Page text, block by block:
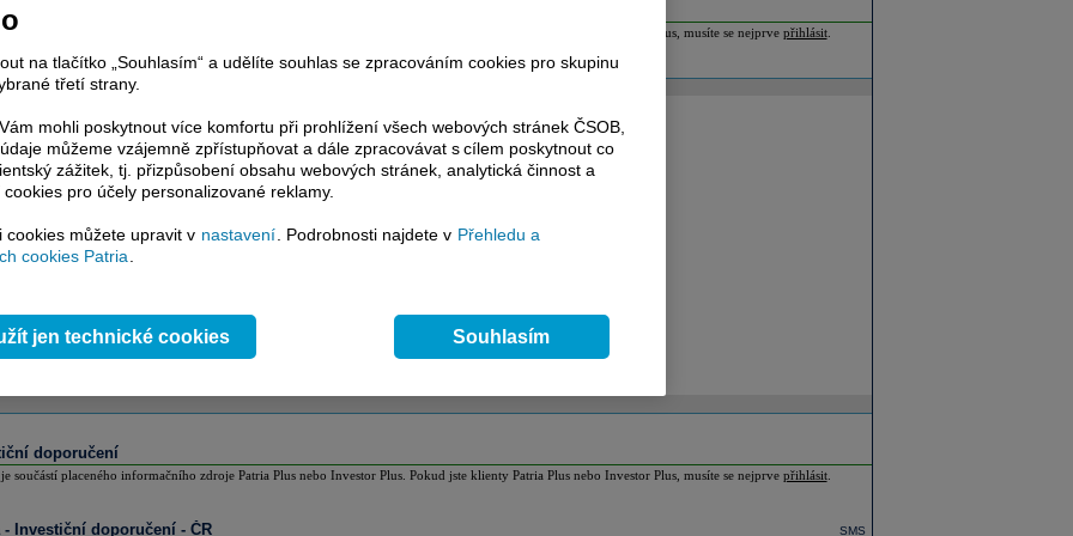
odhad analytiků
součástí placeného informačního zdroje Patria Plus nebo Investor Plus. Pokud jste klienty Patria Plus nebo Investor Plus, musíte se nejprve přihlásit.
doporučení
součástí placeného informačního zdroje Patria Plus nebo Investor Plus. Pokud jste klienty Patria Plus nebo Investor Plus, musíte se nejprve přihlásit.
SMS
- Investiční doporučení - ČR
na tlačítko „Souhlasím“ a udělíte souhlas se zpracováním cookies pro skupinu
třetí strany.
mohli poskytnout více komfortu při prohlížení všech webových stránek ČSOB,
můžeme vzájemně zpřístupňovat a dále zpracovávat s cílem poskytnout co
zážitek, tj. přizpůsobení obsahu webových stránek, analytická činnost a
pro účely personalizované reklamy.
cookies můžete upravit v nastavení . Podrobnosti najdete v Přehledu a
cookies Patria
jen technické cookies Souhlasím